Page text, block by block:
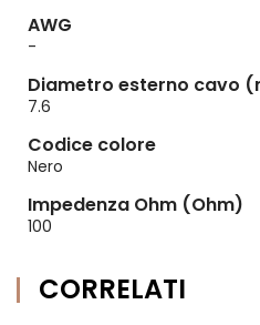
AWG
-
Diametro esterno cavo
7.6
Codice colore
Nero
Impedenza Ohm (Ohm)
100
CORRELATI